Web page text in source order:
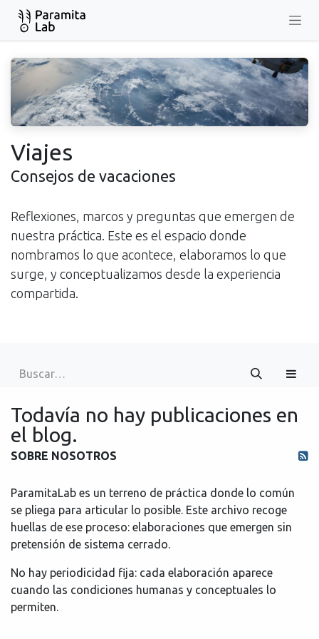
Ir al contenido
Viajes
Consejos de vacaciones
Reflexiones, marcos y preguntas que emergen de
nuestra práctica. Este es el espacio donde
nombramos lo que acontece, elaboramos lo que
surge, y conceptualizamos desde la experiencia
compartida.
Todavía no hay publicaciones en
el blog.
SOBRE NOSOTROS
ParamitaLab es un terreno de práctica donde lo común
se pliega para articular lo posible. Este archivo recoge
huellas de ese proceso: elaboraciones que emergen sin
pretensión de sistema cerrado.
No hay periodicidad fija: cada elaboración aparece
cuando las condiciones humanas y conceptuales lo
permiten.